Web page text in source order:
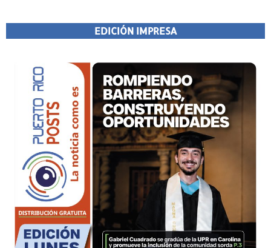
EDICIÓN IMPRESA